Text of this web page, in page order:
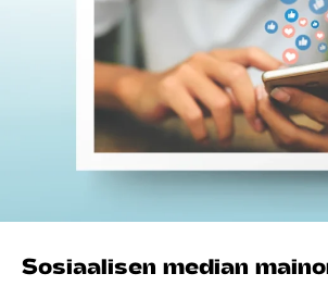
Sosiaalisen median